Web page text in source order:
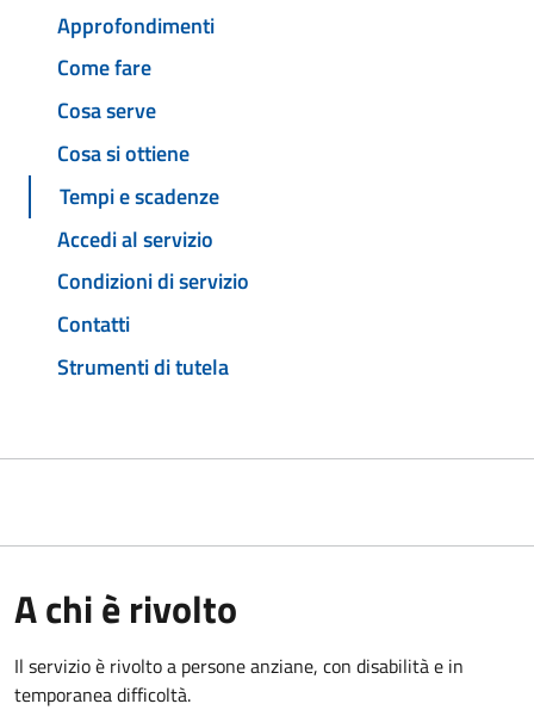
Approfondimenti
Come fare
Cosa serve
Cosa si ottiene
Tempi e scadenze
Accedi al servizio
Condizioni di servizio
Contatti
Strumenti di tutela
A chi è rivolto
Il servizio è rivolto a persone anziane, con disabilità e in
temporanea difficoltà.